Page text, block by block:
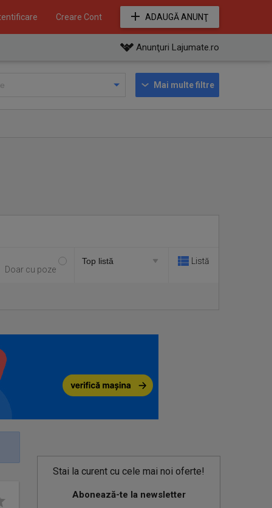
Creare Cont ADAUGĂ ANUNŢ
Anunţuri Lajumate.ro
Mai multe filtre
Doar cu poze
Listă
Stai la curent cu cele mai noi oferte!
Abonează-te la newsletter